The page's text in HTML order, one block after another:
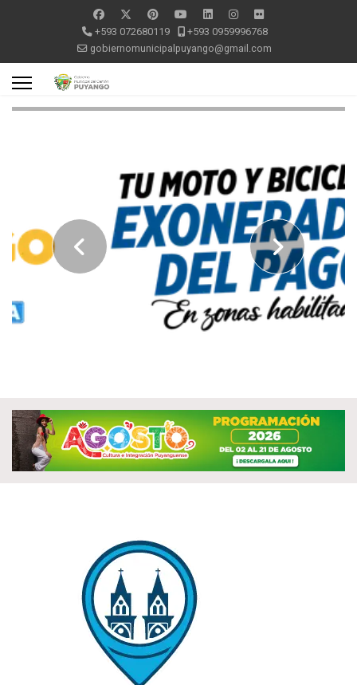
+593 072680119
+593 0959996768
gobiernomunicipalpuyango@gmail.com